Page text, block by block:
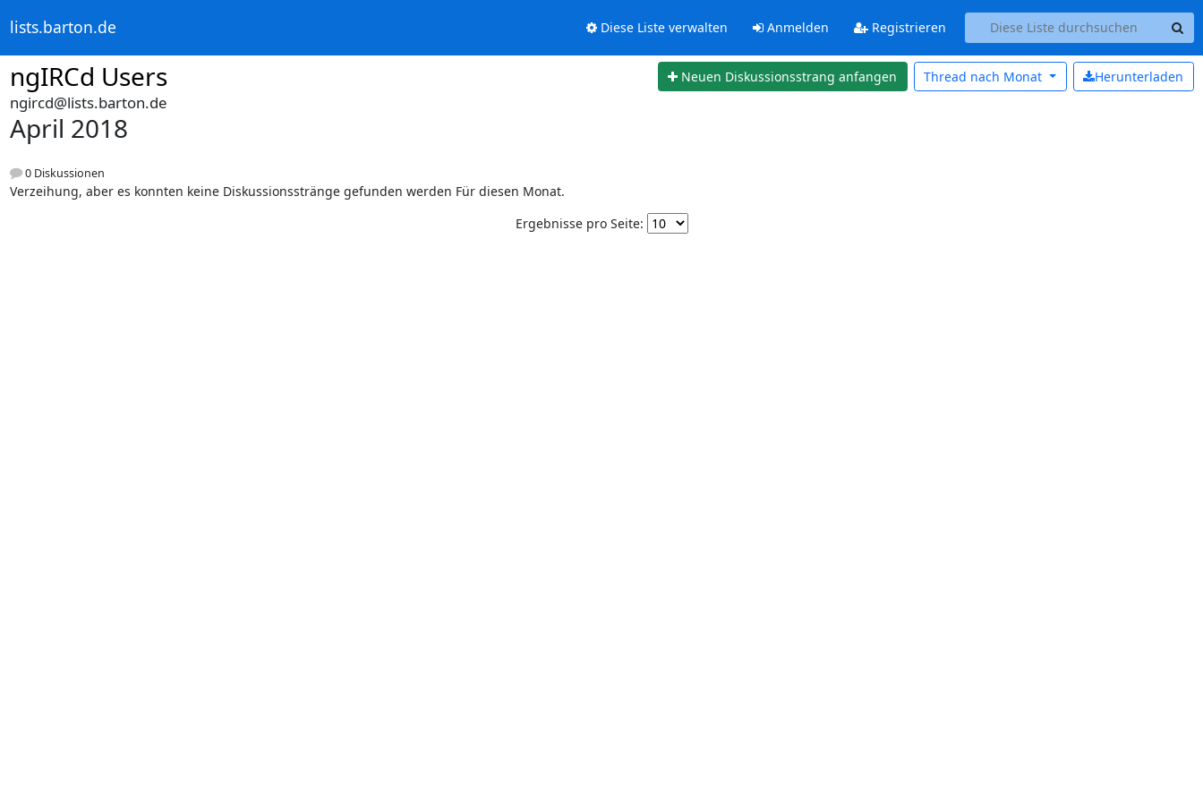
lists.barton.de Diese Liste verwalten Anmelden Registrieren
ngIRCd Users Neuen Diskussionsstrang anfangen Herunterladen
Thread nach Monat
ngircd@lists.barton.de
April 2018
0 Diskussionen
Verzeihung, aber es konnten keine Diskussionsstränge gefunden werden Für diesen Monat.
Ergebnisse pro Seite: